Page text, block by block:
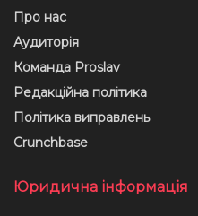
Про нас
Аудиторія
Команда Proslav
Редакційна політика
Політика виправлень
Crunchbase
Юридична інформація